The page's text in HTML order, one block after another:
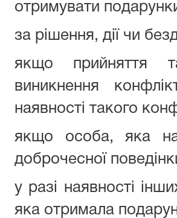
отримувати
за рішення, дії чи
якщо прийняття
виникнення
наявності такого
якщо особа, яка
доброчесної
у разі наявності
яка отримала